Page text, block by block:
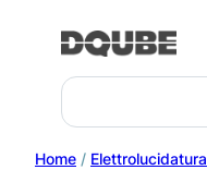
Search
Home / Elettrolucidatura